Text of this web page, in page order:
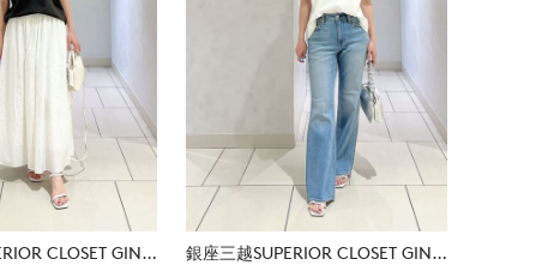
銀座三越SUPERIOR CLOSET GINZA 銀座三越SUPERIOR CLOSET GINZA